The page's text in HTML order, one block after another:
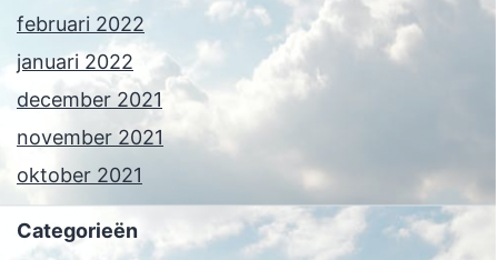
februari 2022
januari 2022
december 2021
november 2021
oktober 2021
Categorieën